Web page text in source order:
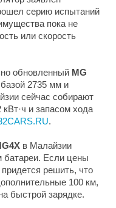
серию испытаний
пока не
или скорость
обновленный MG
2735 мм и
сейчас собирают
и запасом хода
.
в Малайзии
батареи. Если цены
решить, что
100 км,
быстрой зарядке.